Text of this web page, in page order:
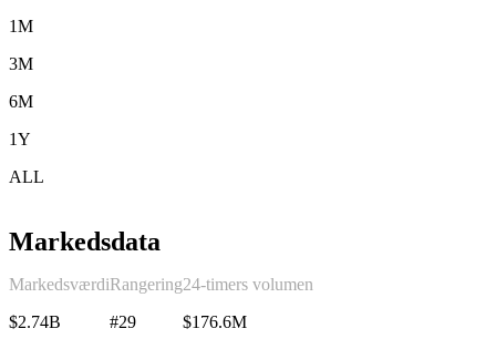
1M
3M
6M
1Y
ALL
Markedsdata
Markedsværdi
$2.74B
Rangering
#29
24-timers volumen
$176.6M